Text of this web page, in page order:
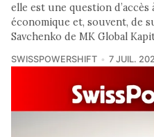
elle est une question d’accès
économique et, souvent, de
Savchenko de MK Global
SWISSPOWERSHIFT 7 JUIL.